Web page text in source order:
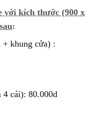
với kích thước (900 x
:
+ khung cửa) :
4 cái): 80.000d